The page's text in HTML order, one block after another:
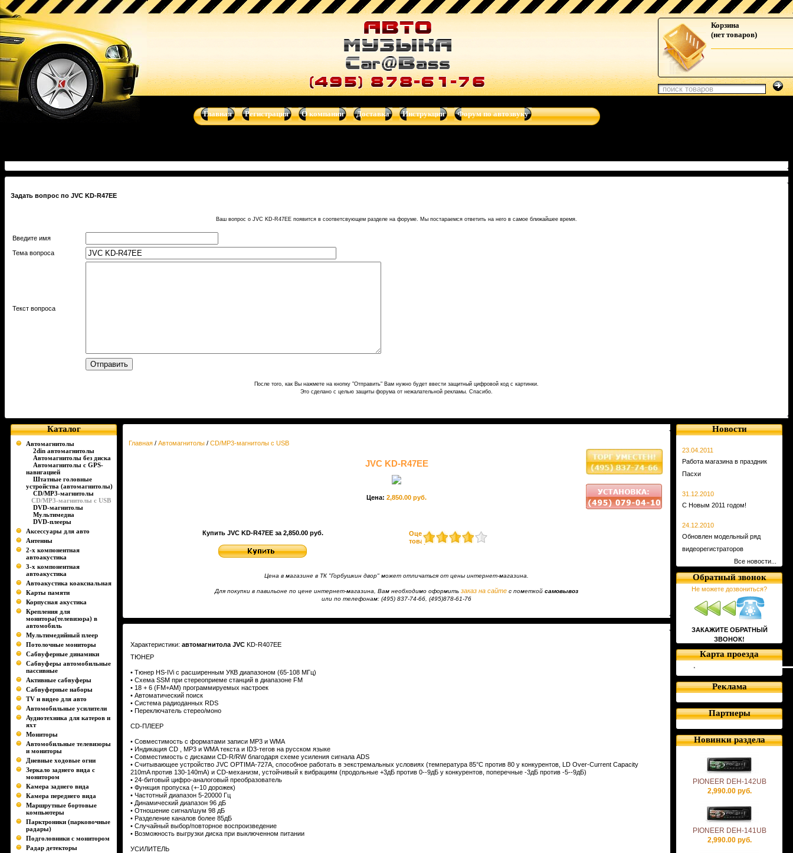
Купить JVC KD-R47EE - CD/MP3-магнитолы c USB - автоакустика, автомагнитолы, сабвуферы, автотелевизоры, усилители, dvd-магнитолы, навигационные системы от Clarion, Mystery,
Kicker, Prology, Audio Art, Art Sound
Корзина
(нет товаров)
Главная Регистрация О компании Доставка Инструкции Форум по автозвуку
Задать вопрос по JVC KD-R47EE
Ваш вопрос о JVC KD-R47EE появится в соответсвующем разделе на форуме. Мы постараемся ответить на него в самое ближайшее время.
Введите имя
Тема вопроса
Текст вопроса
После того, как Вы нажмете на кнопку "Отправить" Вам нужно будет ввести защитный цифровой код с картинки.
Это сделано с целью защиты форума от нежалательной рекламы. Спасибо.
Каталог
Автомагнитолы
2din автомагнитолы
Автомагнитолы без диска
Автомагнитолы с GPS-
навигацией
Штатные головные
устройства (автомагнитолы)
CD/MP3-магнитолы
CD/MP3-магнитолы c USB
DVD-магнитолы
Мультимедиа
DVD-плееры
Аксессуары для авто
Антенны
2-х компонентная
автоакустика
3-х компонентная
автоакустика
Автоакустика коаксиальная
Карты памяти
Корпусная акустика
Крепления для
монитора(телевизора) в
автомобиль
Мультимедийный плеер
Потолочные мониторы
Сабвуферные динамики
Сабвуферы автомобильные
пассивные
Активные сабвуферы
Сабвуферные наборы
TV и видео для авто
Автомобильные усилители
Аудиотехника для катеров и
яхт
Мониторы
Автомобильные телевизоры
и мониторы
Дневные ходовые огни
Зеркало заднего вида с
монитором
Камера заднего вида
Камера переднего вида
Маршрутные бортовые
компьютеры
Парктроники (парковочные
радары)
Подголовники с монитором
Радар детекторы
Главная / Автомагнитолы / CD/MP3-магнитолы c USB
JVC KD-R47EE
Цена: 2,850.00 руб.
Купить JVC KD-R47EE за 2,850.00 руб.
Оценить
товар
Цена в магазине в ТК "Горбушкин двор" может отличаться от цены интернет-магазина.
Для покупки в павильоне по цене интернет-магазина, Вам необходимо оформить заказ на сайте с пометкой самовывоз
или по телефонам: (495) 837-74-66, (495)878-61-76
Характеристики: автомагнитола JVC KD-R407EE
ТЮНЕР
• Тюнер HS-IVi с расширенным УКВ диапазоном (65-108 МГц)
• Cхема SSM при стереоприеме станций в диапазоне FM
• 18 + 6 (FM+AM) программируемых настроек
• Автоматический поиск
• Система радиоданных RDS
• Переключатель стерео/моно
CD-ПЛЕЕР
• Совместимость с форматами записи MP3 и WMA
• Индикация CD MP3 и WMAтекста и ID3-тегов на русском языке
• Совместимость с дисками CD-R/RW благодаря схеме усиления сигнала ADS
• Считывающее устройство JVC OPTIMA-727A, способное работать в эекстремальных условиях (температура 85°C против 80 у конкурентов, LD Over-Current Capacity
210mA против 130-140mA) и CD-механизм, устойчивый к вибрациям (продольные +3дБ против 0--9дБ у конкурентов, поперечные -3дБ против -5--9дБ)
• 24-битовый цифро-аналоговый преобразователь
• Функция пропуска (+-10 дорожек)
• Частотный диапазон 5-20000 Гц
• Динамический диапазон 96 дБ
• Отношение сигнал/шум 98 дБ
• Разделение каналов более 85дБ
• Случайный выбор/повторное воспроизведение
• Возможность выгрузки диска при выключенном питании
УСИЛИТЕЛЬ
Новости
23.04.2011
Работа магазина в праздник
Пасхи
31.12.2010
С Новым 2011 годом!
24.12.2010
Обновлен модельный ряд
видеорегистраторов
Все новости...
Обратный звонок
Не можете дозвониться?
ЗАКАЖИТЕ ОБРАТНЫЙ
ЗВОНОК!
Карта проезда
Реклама
Партнеры
Новинки раздела
PIONEER DEH-142UB
2,990.00 руб.
PIONEER DEH-141UB
2,990.00 руб.